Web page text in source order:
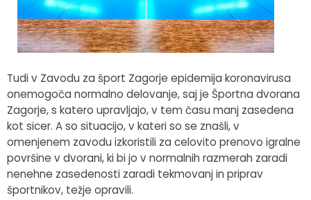
Tudi v Zavodu za šport Zagorje epidemija koronavirusa
onemogoča normalno delovanje, saj je Športna dvorana
Zagorje, s katero upravljajo, v tem času manj zasedena
kot sicer. A so situacijo, v kateri so se znašli, v
omenjenem zavodu izkoristili za celovito prenovo igralne
površine v dvorani, ki bi jo v normalnih razmerah zaradi
nenehne zasedenosti zaradi tekmovanj in priprav
športnikov, težje opravili.
Fotogalerija
Občinska volilna komisija
Medobčinski inšpektorat in redarstvo
Koledar dogodkov
Zapore cest
Okoljski podatki
Lokalne volitve
Strateški dokumenti
Katalog informacij javnega značaja